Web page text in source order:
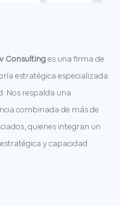
Consulting es una firma de
estratégica especializada
Nos respalda una
combinada de más de
quienes integran un
y capacidad